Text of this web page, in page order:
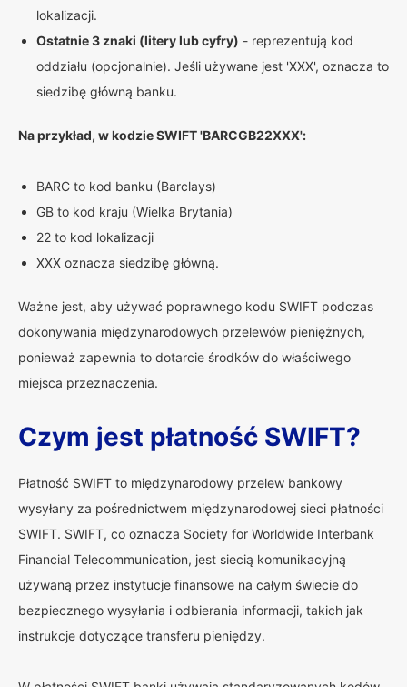
lokalizacji.
Ostatnie 3 znaki (litery lub cyfry) - reprezentują kod
oddziału (opcjonalnie). Jeśli używane jest 'XXX', oznacza to
siedzibę główną banku.
Na przykład, w kodzie SWIFT 'BARCGB22XXX':
BARC to kod banku (Barclays)
GB to kod kraju (Wielka Brytania)
22 to kod lokalizacji
XXX oznacza siedzibę główną.
Ważne jest, aby używać poprawnego kodu SWIFT podczas
dokonywania międzynarodowych przelewów pieniężnych,
ponieważ zapewnia to dotarcie środków do właściwego
miejsca przeznaczenia.
Czym jest płatność SWIFT?
Płatność SWIFT to międzynarodowy przelew bankowy
wysyłany za pośrednictwem międzynarodowej sieci płatności
SWIFT. SWIFT, co oznacza Society for Worldwide Interbank
Financial Telecommunication, jest siecią komunikacyjną
używaną przez instytucje finansowe na całym świecie do
bezpiecznego wysyłania i odbierania informacji, takich jak
instrukcje dotyczące transferu pieniędzy.